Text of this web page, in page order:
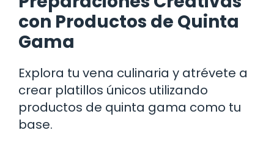
con Productos de Quinta
Gama
Explora tu vena culinaria y atrévete a
crear platillos únicos utilizando
productos de quinta gama como tu
base.